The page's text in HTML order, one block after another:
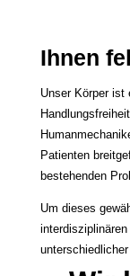
Ihnen
Unser Körper ist
Patienten
bestehenden
Um dieses